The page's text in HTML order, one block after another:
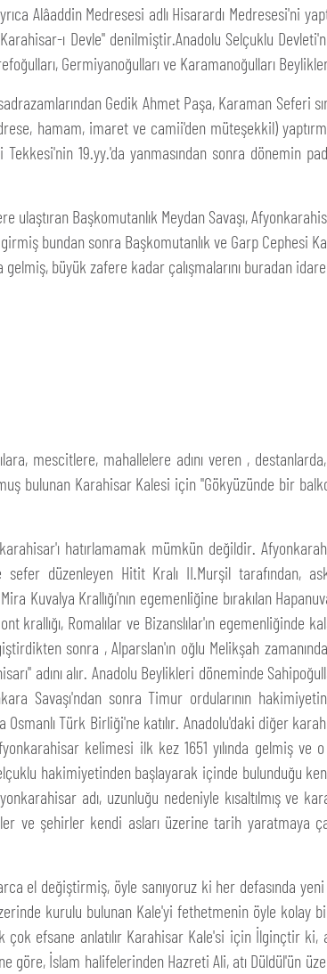
Alâaddin Medresesi adlı Hisarardı Medresesi'ni
ı Devle" denilmiştir.Anadolu Selçuklu
Germiyanoğulları ve Karamanoğulları
Gedik Ahmet Paşa, Karaman Seferi
hamam, imaret ve camii'den müteşekkil)
19.yy.'da yanmasından sonra dönemin
ulaştıran Başkomutanlık Meydan Savaşı,
bundan sonra Başkomutanlık ve Garp Cephesi
büyük zafere kadar çalışmalarını buradan
mescitlere, mahallelere adını veren ,
Karahisar Kalesi için "Gökyüzünde bir
hatırlamamak mümkün değildir.
düzenleyen Hitit Kralı II.Murşil tarafından,
Kuvalya Krallığı'nın egemenliğine bırakılan
krallığı, Romalılar ve Bizanslılar'ın
sonra , Alparslan'ın oğlu Melikşah
adını alır. Anadolu Beylikleri döneminde
Savaşı'ndan sonra Timur ordularının
Türk Birliği'ne katılır. Anadolu'daki diğer
kelimesi ilk kez 1651 yılında gelmiş ve
hakimiyetinden başlayarak içinde bulunduğu
adı, uzunluğu nedeniyle kısaltılmış ve
ve şehirler kendi asları üzerine tarih yaratmaya
el değiştirmiş, öyle sanıyoruz ki her defasında
kurulu bulunan Kale'yi fethetmenin öyle kolay
çok efsane anlatılır Karahisar Kale'si için İlginçtir
göre, İslam halifelerinden Hazreti Ali, atı Düldül'ün